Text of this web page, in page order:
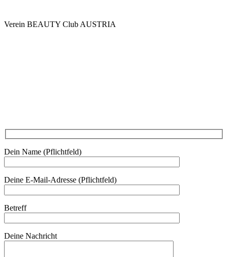
Verein BEAUTY Club AUSTRIA
Dein Name (Pflichtfeld)
Deine E-Mail-Adresse (Pflichtfeld)
Betreff
Deine Nachricht